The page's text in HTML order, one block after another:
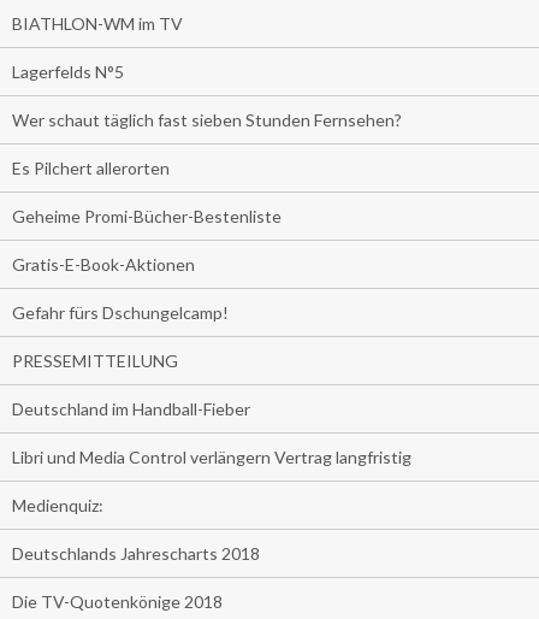
BIATHLON-WM im TV
Lagerfelds N°5
Wer schaut täglich fast sieben Stunden Fernsehen?
Es Pilchert allerorten
Geheime Promi-Bücher-Bestenliste
Gratis-E-Book-Aktionen
Gefahr fürs Dschungelcamp!
PRESSEMITTEILUNG
Deutschland im Handball-Fieber
Libri und Media Control verlängern Vertrag langfristig
Medienquiz:
Deutschlands Jahrescharts 2018
Die TV-Quotenkönige 2018